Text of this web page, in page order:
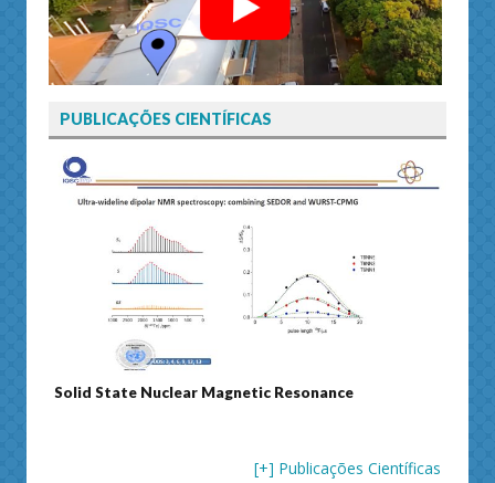
PUBLICAÇÕES CIENTÍFICAS
Solid State Nuclear Magnetic Resonance
[+] Publicações Científicas